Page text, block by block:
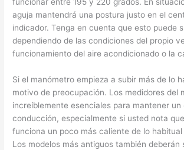
funcionar entre 195 y 220 grados. En
aguja mantendrá una postura justo en el
indicador. Tenga en cuenta que esto puede
dependiendo de las condiciones del propio
funcionamiento del aire acondicionado o la
Si el manómetro empieza a subir más de lo
motivo de preocupación. Los medidores del
increíblemente esenciales para mantener un
conducción, especialmente si usted nota
funciona un poco más caliente de lo habitual
Los modelos más antiguos también deberán